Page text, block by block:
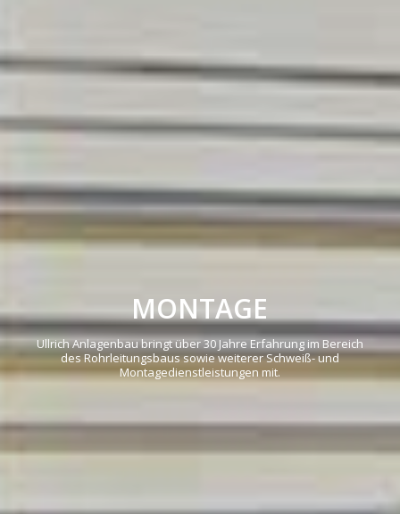
MONTAGE
Ullrich Anlagenbau bringt über 30 Jahre Erfahrung im Bereich
des Rohrleitungsbaus sowie weiterer Schweiß- und
Montagedienstleistungen mit.